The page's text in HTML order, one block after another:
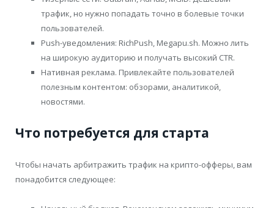
трафик, но нужно попадать точно в болевые точки
пользователей.
Push-уведомления: RichPush, Megapu.sh. Можно лить
на широкую аудиторию и получать высокий CTR.
Нативная реклама. Привлекайте пользователей
полезным контентом: обзорами, аналитикой,
новостями.
Что потребуется для старта
Чтобы начать арбитражить трафик на крипто-офферы, вам
понадобится следующее: